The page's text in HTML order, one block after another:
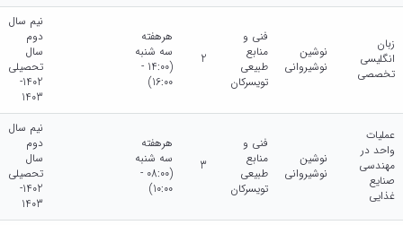
زبان
انگلیسی
تخصصی
نوشین
نوشیروانی
فنی و
منابع
طبیعی
تویسرکان
2
هرهفته
سه شنبه
(14:00 -
16:00)
نیم سال
دوم
سال
تحصیلی
1402-
1403
عملیات
واحد در
مهندسی
صنایع
غذایی
نوشین
نوشیروانی
فنی و
منابع
طبیعی
تویسرکان
3
هرهفته
سه شنبه
(08:00 -
10:00)
نیم سال
دوم
سال
تحصیلی
1402-
1403